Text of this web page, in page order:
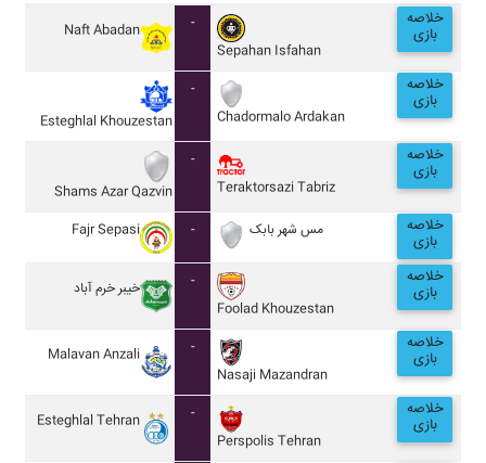
Naft Abadan
-
Sepahan Isfahan
خلاصه
بازی
Esteghlal Khouzestan
-
Chadormalo Ardakan
خلاصه
بازی
Shams Azar Qazvin
-
Teraktorsazi Tabriz
خلاصه
بازی
Fajr Sepasi - مس شهر بابک خلاصه
بازی
خيبر خرم آباد
-
Foolad Khouzestan
خلاصه
بازی
Malavan Anzali
-
Nasaji Mazandran
خلاصه
بازی
Esteghlal Tehran
-
Perspolis Tehran
خلاصه
بازی